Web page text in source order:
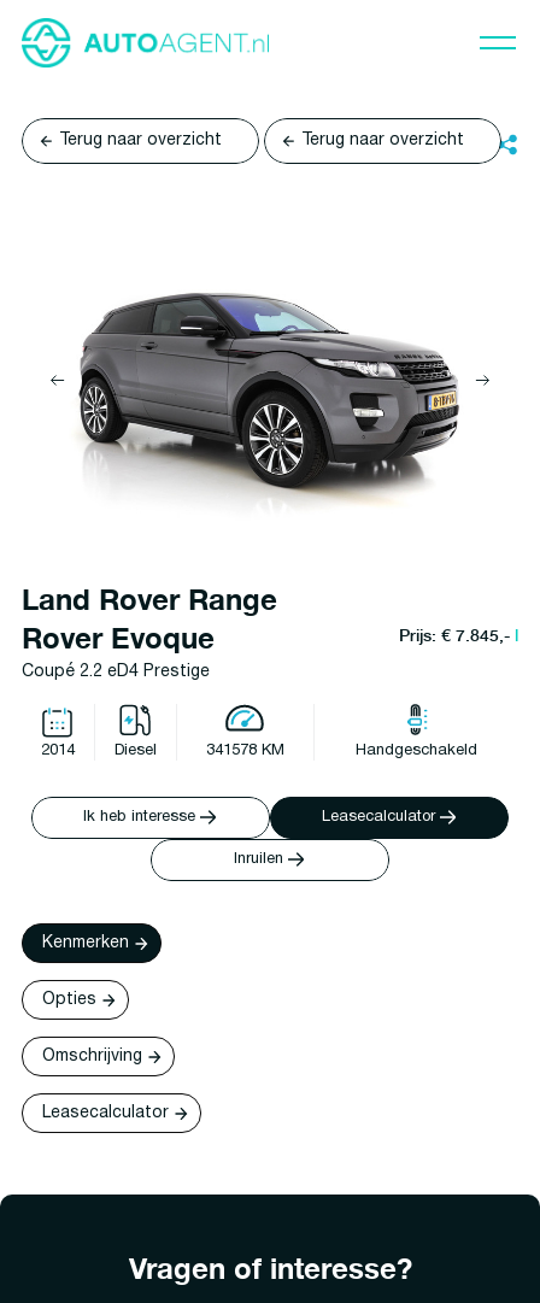
Terug naar overzicht Terug naar overzicht
Land Rover Range
Rover Evoque
Coupé 2.2 eD4 Prestige
Prijs: € 7.845,-l
2014 Diesel 341578 KM Handgeschakeld
Ik heb interesse Leasecalculator
Inruilen
Kenmerken
Opties
Omschrijving
Leasecalculator
Vragen of interesse?